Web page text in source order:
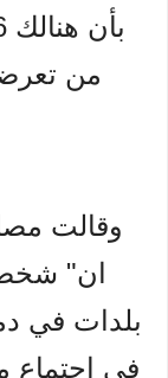
من
وقالت
بلدات في
في اجتماع